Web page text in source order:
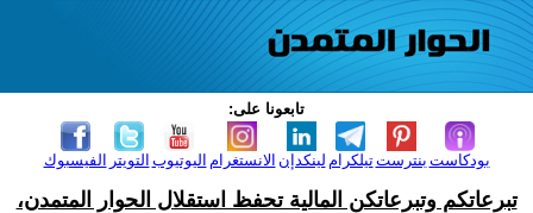
تابعونا على:
الفيسبوك التويتر اليوتيوب الانستغرام لينكدإن تيلكرامبنترست بودكاست
تبرعاتكم وتبرعاتكن المالية تحفظ استقلال الحوار المتمدن،